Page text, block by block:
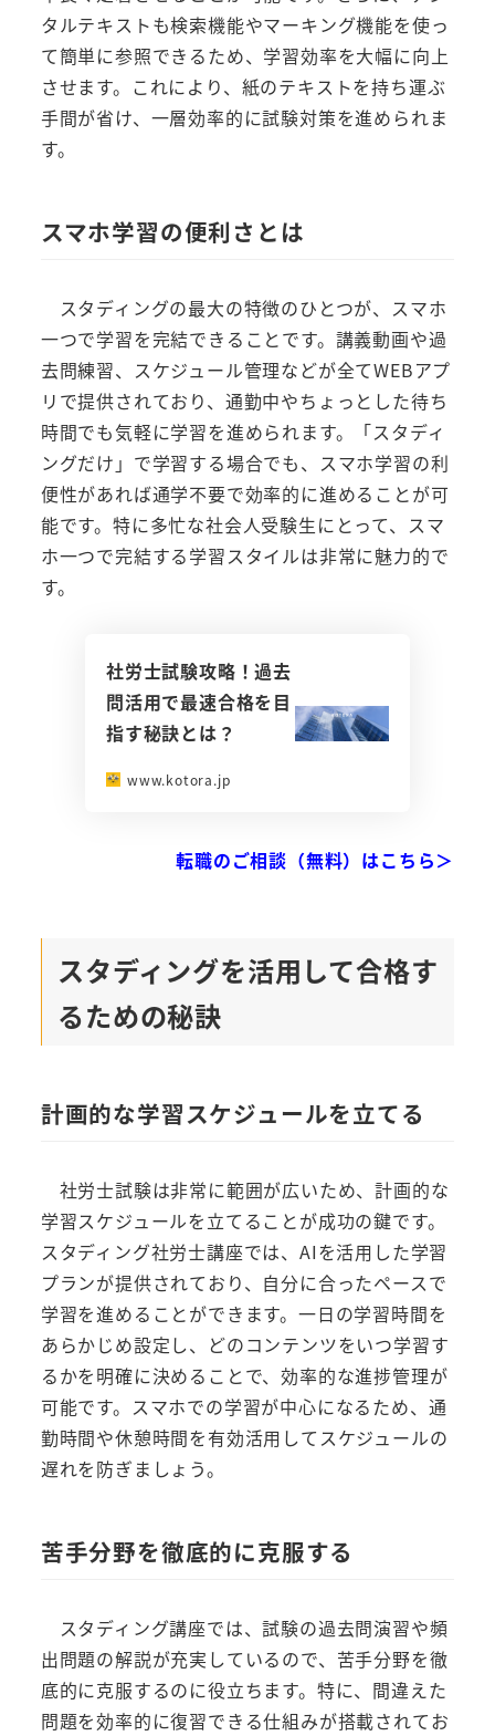
タルテキストも検索機能やマーキング機能を使っ
て簡単に参照できるため、学習効率を大幅に向上
させます。これにより、紙のテキストを持ち運ぶ
手間が省け、一層効率的に試験対策を進められま
す。
スマホ学習の便利さとは
スタディングの最大の特徴のひとつが、スマホ
一つで学習を完結できることです。講義動画や過
去問練習、スケジュール管理などが全てWEBアプ
リで提供されており、通勤中やちょっとした待ち
時間でも気軽に学習を進められます。「スタディ
ングだけ」で学習する場合でも、スマホ学習の利
便性があれば通学不要で効率的に進めることが可
能です。特に多忙な社会人受験生にとって、スマ
ホ一つで完結する学習スタイルは非常に魅力的で
す。
社労士試験攻略！過去
問活用で最速合格を目
指す秘訣とは？
www.kotora.jp
転職のご相談（無料）はこちら＞
スタディングを活用して合格す
るための秘訣
計画的な学習スケジュールを立てる
社労士試験は非常に範囲が広いため、計画的な
学習スケジュールを立てることが成功の鍵です。
スタディング社労士講座では、AIを活用した学習
プランが提供されており、自分に合ったペースで
学習を進めることができます。一日の学習時間を
あらかじめ設定し、どのコンテンツをいつ学習す
るかを明確に決めることで、効率的な進捗管理が
可能です。スマホでの学習が中心になるため、通
勤時間や休憩時間を有効活用してスケジュールの
遅れを防ぎましょう。
苦手分野を徹底的に克服する
スタディング講座では、試験の過去問演習や頻
出問題の解説が充実しているので、苦手分野を徹
底的に克服するのに役立ちます。特に、間違えた
問題を効率的に復習できる仕組みが搭載されてお